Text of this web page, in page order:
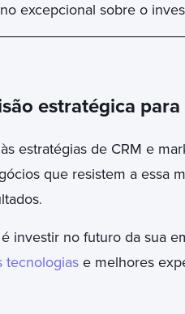
excepcional sobre o
estratégica
estratégias de CRM e
que resistem a essa
.
investir no futuro da sua
tecnologiase melhores